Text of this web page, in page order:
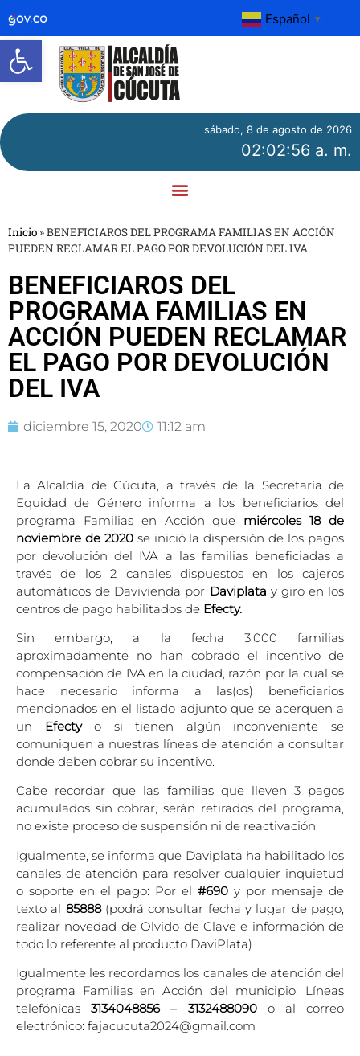
Abrir barra de herramientas
Español ▼
sábado, 8 de agosto de 2026
02:02:56 a. m.
Inicio »BENEFICIAROS DEL PROGRAMA FAMILIAS EN ACCIÓN
PUEDEN RECLAMAR EL PAGO POR DEVOLUCIÓN DEL IVA
BENEFICIAROS DEL
PROGRAMA FAMILIAS EN
ACCIÓN PUEDEN RECLAMAR
EL PAGO POR DEVOLUCIÓN
DEL IVA
diciembre 15, 2020 11:12 am
La Alcaldía de Cúcuta, a través de la Secretaría de
Equidad de Género informa a los beneficiarios del
programa Familias en Acción que miércoles 18 de
noviembre de 2020se inició la dispersión de los pagos
por devolución del IVA a las familias beneficiadas a
través de los 2 canales dispuestos en los cajeros
automáticos de Davivienda por Daviplata y giro en los
centros de pago habilitados de Efecty.
Sin embargo, a la fecha 3.000 familias
aproximadamente no han cobrado el incentivo de
compensación de IVA en la ciudad, razón por la cual se
hace necesario informa a las(os) beneficiarios
mencionados en el listado adjunto que se acerquen a
un Efectyo si tienen algún inconveniente se
comuniquen a nuestras líneas de atención a consultar
donde deben cobrar su incentivo.
Cabe recordar que las familias que lleven 3 pagos
acumulados sin cobrar, serán retirados del programa,
no existe proceso de suspensión ni de reactivación.
Igualmente, se informa que Daviplata ha habilitado los
canales de atención para resolver cualquier inquietud
o soporte en el pago: Por el #690 y por mensaje de
texto al 85888(podrá consultar fecha y lugar de pago,
realizar novedad de Olvido de Clave e información de
todo lo referente al producto DaviPlata)
Igualmente les recordamos los canales de atención del
programa Familias en Acción del municipio: Líneas
telefónicas3134048856 – 3132488090o al correo
electrónico: fajacucuta2024@gmail.com